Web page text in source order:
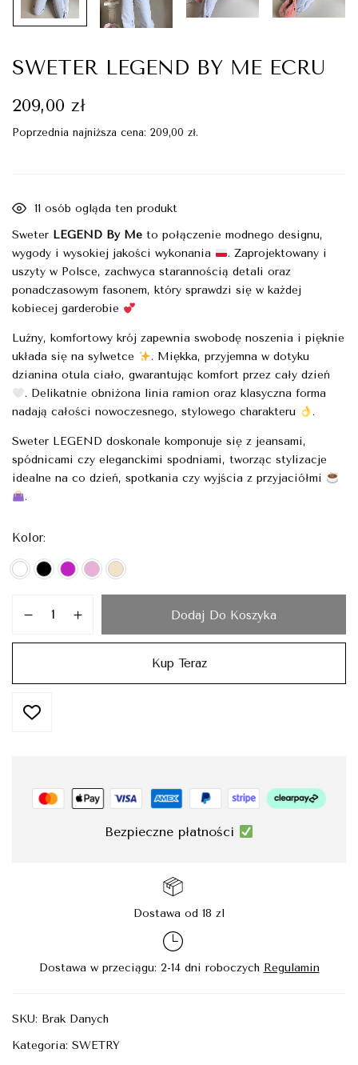
SWETER LEGEND BY ME ECRU
209,00 zł
Poprzednia najniższa cena: 209,00 zł.
11 osób ogląda ten produkt
Sweter LEGEND By Me to połączenie modnego designu,
wygody i wysokiej jakości wykonania
. Zaprojektowany i
uszyty w Polsce, zachwyca starannością detali oraz
ponadczasowym fasonem, który sprawdzi się w każdej
kobiecej garderobie
Luźny, komfortowy krój zapewnia swobodę noszenia i pięknie
układa się na sylwetce
. Miękka, przyjemna w dotyku
dzianina otula ciało, gwarantując komfort przez cały dzień
. Delikatnie obniżona linia ramion oraz klasyczna forma
nadają całości nowoczesnego, stylowego charakteru
.
Sweter LEGEND doskonale komponuje się z jeansami,
spódnicami czy eleganckimi spodniami, tworząc stylizacje
idealne na co dzień, spotkania czy wyjścia z przyjaciółmi
.
Kolor
Dodaj Do Koszyka
Kup Teraz
Bezpieczne płatności
Dostawa od 18 zl
Dostawa w przeciągu: 2-14 dni roboczych Regulamin
SKU: Brak Danych
Kategoria: SWETRY